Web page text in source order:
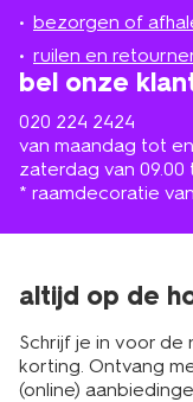
bezorgen of
ruilen en
bel onze
020 224 2424
van maandag tot
zaterdag van 09.00
* raamdecoratie
de
buurt
altijd op de
Schrijf je in voor de
korting. Ontvang
(online)